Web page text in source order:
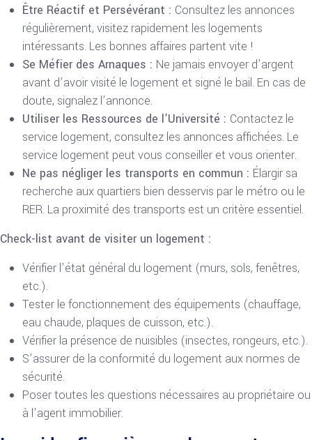
Être Réactif et Persévérant : Consultez les annonces
régulièrement, visitez rapidement les logements
intéressants. Les bonnes affaires partent vite !
Se Méfier des Arnaques : Ne jamais envoyer d’argent
avant d’avoir visité le logement et signé le bail. En cas de
doute, signalez l’annonce.
Utiliser les Ressources de l’Université : Contactez le
service logement, consultez les annonces affichées. Le
service logement peut vous conseiller et vous orienter.
Ne pas négliger les transports en commun : Élargir sa
recherche aux quartiers bien desservis par le métro ou le
RER. La proximité des transports est un critère essentiel.
Check-list avant de visiter un logement :
Vérifier l’état général du logement (murs, sols, fenêtres,
etc.).
Tester le fonctionnement des équipements (chauffage,
eau chaude, plaques de cuisson, etc.).
Vérifier la présence de nuisibles (insectes, rongeurs, etc.).
S’assurer de la conformité du logement aux normes de
sécurité.
Poser toutes les questions nécessaires au propriétaire ou
à l’agent immobilier.